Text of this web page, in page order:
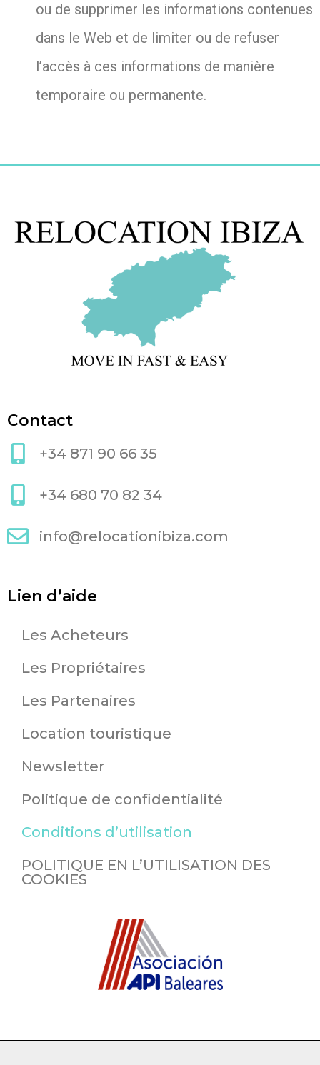
ou de supprimer les informations contenues
dans le Web et de limiter ou de refuser
l’accès à ces informations de manière
temporaire ou permanente.
Contact
+34 871 90 66 35
+34 680 70 82 34
info@relocationibiza.com
Lien d’aide
Les Acheteurs
Les Propriétaires
Les Partenaires
Location touristique
Newsletter
Politique de confidentialité
Conditions d’utilisation
POLITIQUE EN L’UTILISATION DES
COOKIES